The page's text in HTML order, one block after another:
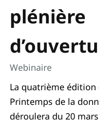
plénière
Webinaire
La quatrième édition
Printemps de la
déroulera du 20